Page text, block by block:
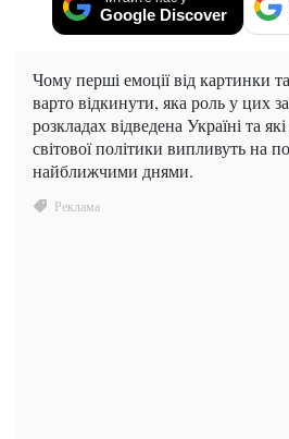
Google Discover
Чому перші емоції від картинки
варто відкинути, яка роль у цих
розкладах відведена Україні та
світової політики випливуть на
найближчими днями.